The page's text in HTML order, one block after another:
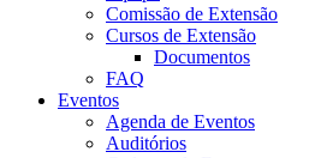
Comissão de Extensão
Cursos de Extensão
Documentos
FAQ
Eventos
Agenda de Eventos
Auditórios